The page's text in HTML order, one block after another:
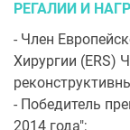
РЕГАЛИИ И
- Член
Хирургии (ERS)
- Победитель
2014 года";